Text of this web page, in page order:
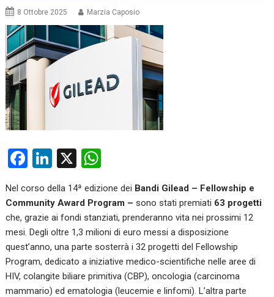
8 Ottobre 2025 Marzia Caposio
F
ce
b
o
o
k
Li
ke
dI
n
X
at
s
A
p
p
Nel corso della 14ª edizione dei Bandi Gilead – Fellowship e
Community Award Program – sono stati premiati 63 progetti
che, grazie ai fondi stanziati, prenderanno vita nei prossimi 12
mesi. Degli oltre 1,3 milioni di euro messi a disposizione
quest’anno, una parte sosterrà i 32 progetti del Fellowship
Program, dedicato a iniziative medico-scientifiche nelle aree di
HIV, colangite biliare primitiva (CBP), oncologia (carcinoma
mammario) ed ematologia (leucemie e linfomi). L’altra parte